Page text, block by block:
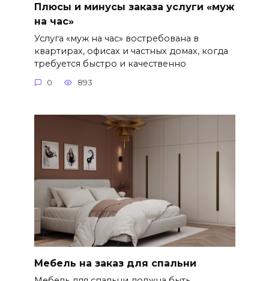
Плюсы и минусы заказа услуги «муж
на час»
Услуга «муж на час» востребована в
квартирах, офисах и частных домах, когда
требуется быстро и качественно
0 893
Мебель на заказ для спальни